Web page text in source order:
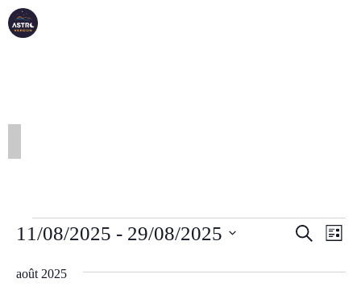
ÉVÈNEMENTS Recherche
Liste
11/08/2025 - 29/08/2025
une
août 2025